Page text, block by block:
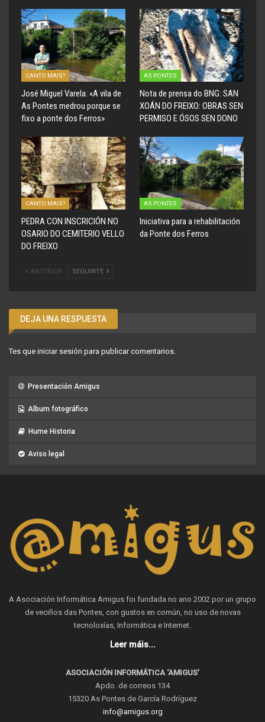
CANTO MAIS?
José Miguel Varela: «A vila de
As Pontes medrou porque se
fixo a ponte dos Ferros»
AS PONTES
Nota de prensa do BNG: SAN
XOÁN DO FREIXO: OBRAS SEN
PERMISO E ÓSOS SEN DONO
CANTO MAIS?
PEDRA CON INSCRICIÓN NO
OSARIO DO CEMITERIO VELLO
DO FREIXO
AS PONTES
Iniciativa para a rehabilitación
da Ponte dos Ferros
ANTERIOR SEGUINTE
DEJA UNA RESPUESTA
Tes que iniciar sesión para publicar comentarios.
Presentación Amigus
Album fotográfico
Hume Historia
Aviso legal
A Asociación Informática Amigus foi fundada no ano 2002 por un grupo
de veciños das Pontes, con gustos en común, no uso de novas
tecnoloxías, Informática e Internet.
Leer máis...
ASOCIACIÓN INFORMÁTICA ‘AMIGUS’
Apdo. de correos 134
15320 As Pontes de García Rodríguez
info@amigus.org